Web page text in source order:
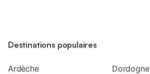
Destinations populaires
Ardèche Dordogne